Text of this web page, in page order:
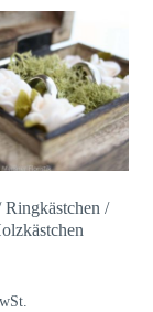
Ringkästchen /